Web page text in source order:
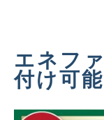
エネフ
付け可能